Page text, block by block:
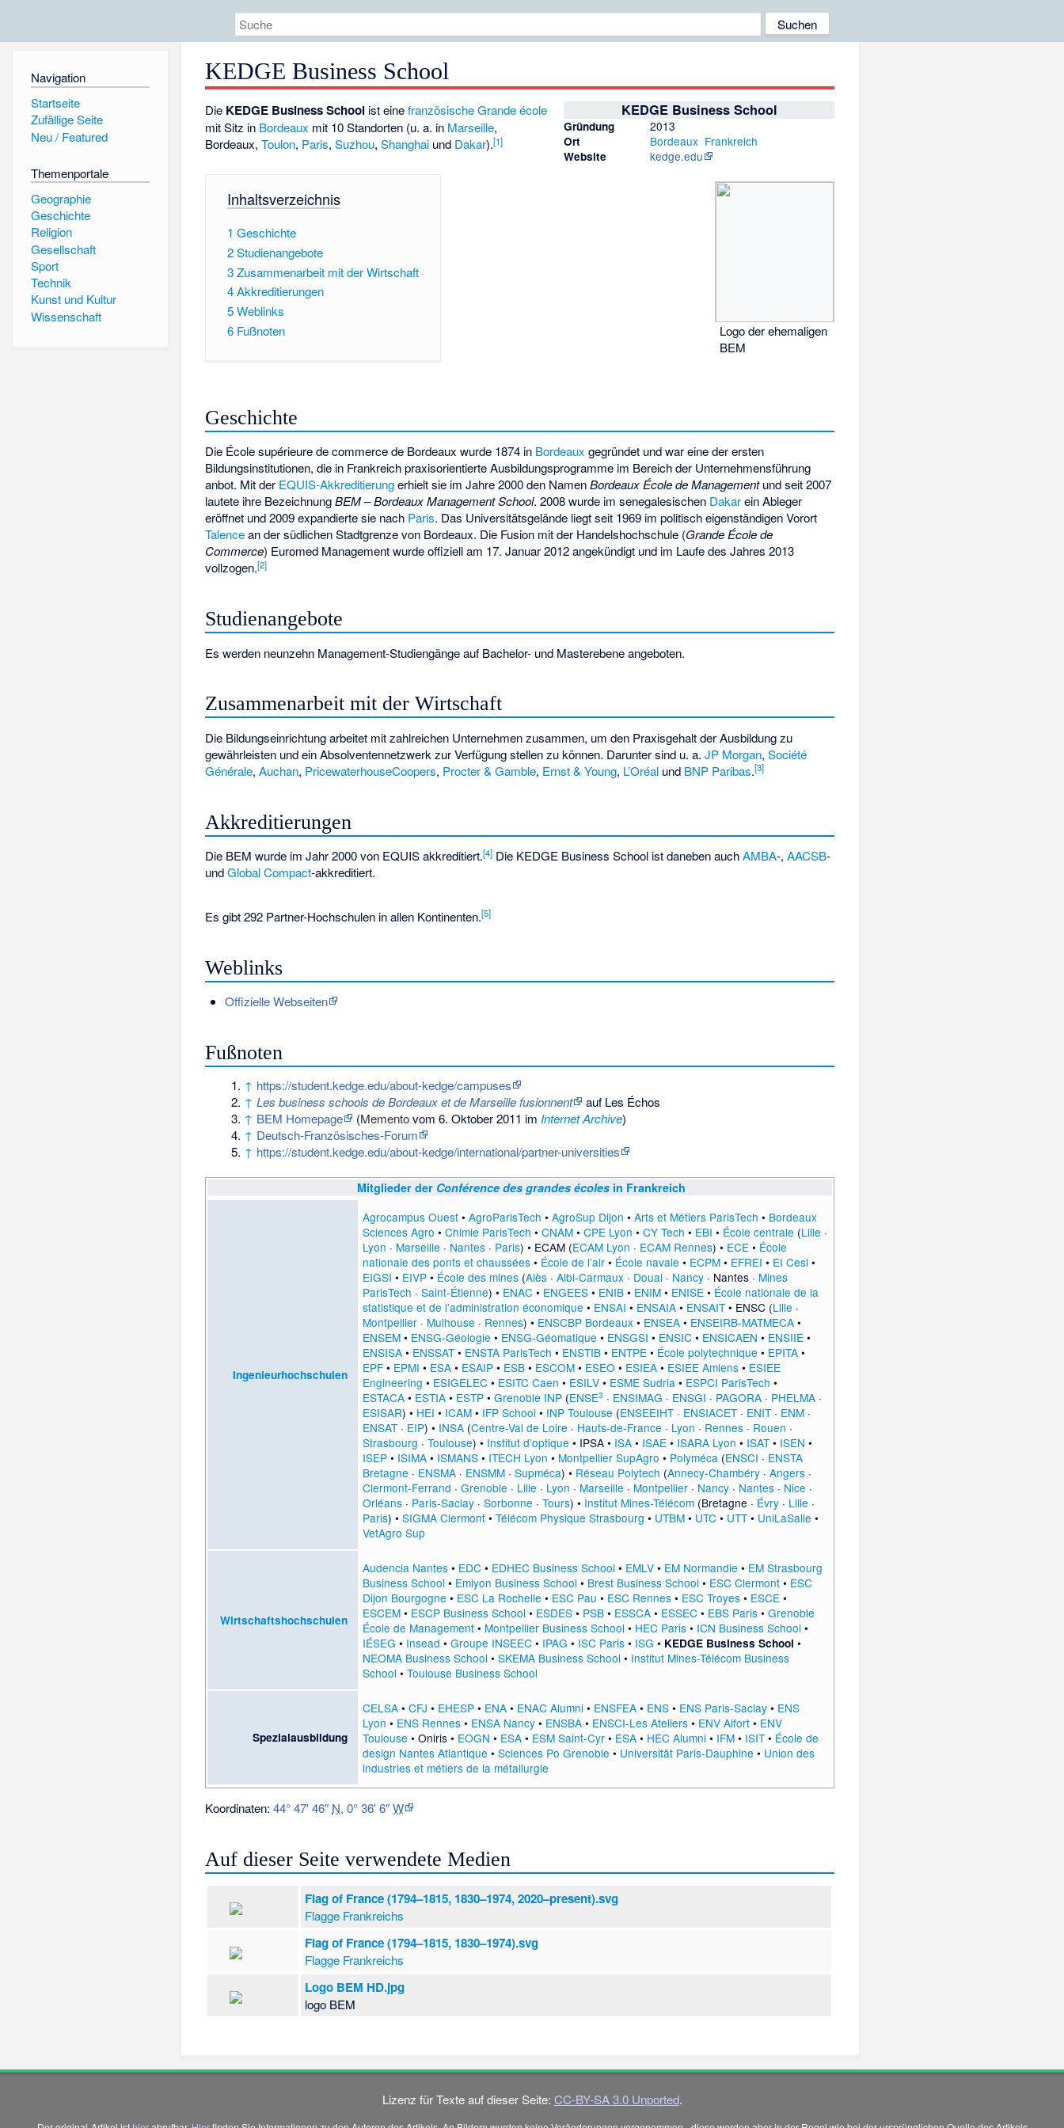
Navigation
Startseite
Zufällige Seite
Neu / Featured
Themenportale
Geographie
Geschichte
Religion
Gesellschaft
Sport
Technik
Kunst und Kultur
Wissenschaft
KEDGE Business School
KEDGE Business School
Gründung 2013
Ort Bordeaux Frankreich
Website kedge.edu
Logo der ehemaligen
BEM
Die KEDGE Business School ist einefranzösische Grande école
mit Sitz in Bordeaux mit 10 Standorten (u. a. in Marseille,
Bordeaux,Toulon, Paris,Suzhou,Shanghai und Dakar).[1]
Inhaltsverzeichnis
1 Geschichte
2Studienangebote
3Zusammenarbeit mit der Wirtschaft
4Akkreditierungen
5Weblinks
6 Fußnoten
Geschichte
Die École supérieure de commerce de Bordeaux wurde 1874 in Bordeaux gegründet und war eine der ersten
Bildungsinstitutionen, die in Frankreich praxisorientierte Ausbildungsprogramme im Bereich der Unternehmensführung
anbot. Mit der EQUIS-Akkreditierungerhielt sie im Jahre 2000 den NamenBordeaux École de Managementund seit 2007
lautete ihre BezeichnungBEM – Bordeaux Management School. 2008 wurde im senegalesischen Dakarein Ableger
eröffnet und 2009 expandierte sie nach Paris. Das Universitätsgelände liegt seit 1969 im politisch eigenständigen Vorort
Talencean der südlichen Stadtgrenze von Bordeaux. Die Fusion mit der Handelshochschule (Grande École de
Commerce) Euromed Management wurde offiziell am 17. Januar 2012 angekündigt und im Laufe des Jahres 2013
vollzogen.[2]
Studienangebote
Es werden neunzehn Management-Studiengänge auf Bachelor- und Masterebene angeboten.
Zusammenarbeit mit der Wirtschaft
Die Bildungseinrichtung arbeitet mit zahlreichen Unternehmen zusammen, um den Praxisgehalt der Ausbildung zu
gewährleisten und ein Absolventennetzwerk zur Verfügung stellen zu können. Darunter sind u. a.JP Morgan,Société
Générale,Auchan, PricewaterhouseCoopers, Procter & Gamble, Ernst & Young, L’Oréal und BNP Paribas.[3]
Akkreditierungen
Die BEM wurde im Jahr 2000 von EQUIS akkreditiert.[4] Die KEDGE Business School ist daneben auchAMBA-,AACSB-
undGlobal Compact-akkreditiert.
Es gibt 292 Partner-Hochschulen in allen Kontinenten.[5]
Weblinks
Offizielle Webseiten
Fußnoten
↑ https://student.kedge.edu/about-kedge/campuses
↑ Les business schools de Bordeaux et de Marseille fusionnent
auf Les Échos
↑ BEM Homepage (Mementovom 6. Oktober 2011 im Internet Archive)
↑ Deutsch-Französisches-Forum
↑ https://student.kedge.edu/about-kedge/international/partner-universities
Mitglieder der Conférence des grandes écoles in Frankreich
Ingenieurhochschulen
Agrocampus Ouest• AgroParisTech • AgroSup Dijon • Arts et Métiers ParisTech • Bordeaux
Sciences Agro • Chimie ParisTech • CNAM• CPE Lyon • CY Tech • EBI • École centrale (Lille ·
Lyon · Marseille · Nantes· Paris) • ECAM (ECAM Lyon · ECAM Rennes) • ECE• École
nationale des ponts et chaussées• École de l’air• École navale • ECPM• EFREI • EI Cesi•
EIGSI • EIVP• École des mines(Alès· Albi-Carmaux· Douai· Nancy· Nantes· Mines
ParisTech · Saint-Étienne) • ENAC• ENGEES• ENIB• ENIM• ENISE• École nationale de la
statistique et de l’administration économique • ENSAI • ENSAIA• ENSAIT• ENSC (Lille ·
Montpellier· Mulhouse · Rennes) • ENSCBP Bordeaux• ENSEA• ENSEIRB-MATMECA•
ENSEM• ENSG-Géologie • ENSG-Géomatique • ENSGSI • ENSIC• ENSICAEN • ENSIIE•
ENSISA• ENSSAT• ENSTA ParisTech • ENSTIB• ENTPE• École polytechnique • EPITA•
EPF• EPMI • ESA• ESAIP• ESB• ESCOM• ESEO • ESIEA• ESIEE Amiens• ESIEE
Engineering • ESIGELEC• ESITC Caen • ESILV• ESME Sudria• ESPCI ParisTech •
ESTACA• ESTIA• ESTP• Grenoble INP(ENSE3 · ENSIMAG · ENSGI · PAGORA· PHELMA·
ESISAR) • HEI • ICAM• IFP School • INP Toulouse (ENSEEIHT· ENSIACET· ENIT· ENM·
ENSAT· EIP) • INSA(Centre-Val de Loire · Hauts-de-France · Lyon · Rennes· Rouen ·
Strasbourg · Toulouse) • Institut d’optique • IPSA• ISA• ISAE• ISARA Lyon • ISAT• ISEN •
ISEP• ISIMA• ISMANS• ITECH Lyon • Montpellier SupAgro • Polyméca(ENSCI · ENSTA
Bretagne · ENSMA· ENSMM· Supméca) • Réseau Polytech (Annecy-Chambéry· Angers·
Clermont-Ferrand · Grenoble · Lille · Lyon · Marseille · Montpellier· Nancy· Nantes· Nice ·
Orléans· Paris-Saclay· Sorbonne · Tours) • Institut Mines-Télécom(Bretagne · Évry· Lille ·
Paris) • SIGMA Clermont• Télécom Physique Strasbourg • UTBM• UTC• UTT• UniLaSalle •
VetAgro Sup
Wirtschaftshochschulen
Audencia Nantes• EDC• EDHEC Business School • EMLV• EM Normandie • EM Strasbourg
Business School • Emlyon Business School • Brest Business School • ESC Clermont• ESC
Dijon Bourgogne • ESC La Rochelle • ESC Pau • ESC Rennes• ESC Troyes• ESCE•
ESCEM• ESCP Business School • ESDES• PSB• ESSCA• ESSEC• EBS Paris• Grenoble
École de Management• Montpellier Business School • HEC Paris• ICN Business School •
IÉSEG • Insead • Groupe INSEEC• IPAG • ISC Paris• ISG • KEDGE Business School •
NEOMA Business School • SKEMA Business School • Institut Mines-Télécom Business
School • Toulouse Business School
Spezialausbildung
CELSA• CFJ • EHESP• ENA• ENAC Alumni• ENSFEA• ENS• ENS Paris-Saclay• ENS
Lyon • ENS Rennes• ENSA Nancy• ENSBA• ENSCI-Les Ateliers• ENV Alfort• ENV
Toulouse • Oniris• EOGN • ESA• ESM Saint-Cyr• ESA• HEC Alumni• IFM• ISIT• École de
design Nantes Atlantique • Sciences Po Grenoble • Universität Paris-Dauphine • Union des
industries et métiers de la métallurgie
Koordinaten:44° 47′ 46″ N,0° 36′ 6″W
Auf dieser Seite verwendete Medien
Flag of France (1794–1815, 1830–1974, 2020–present).svg
Flagge Frankreichs
Flag of France (1794–1815, 1830–1974).svg
Flagge Frankreichs
Logo BEM HD.jpg
logo BEM
Lizenz für Texte auf dieser Seite: CC-BY-SA 3.0 Unported.